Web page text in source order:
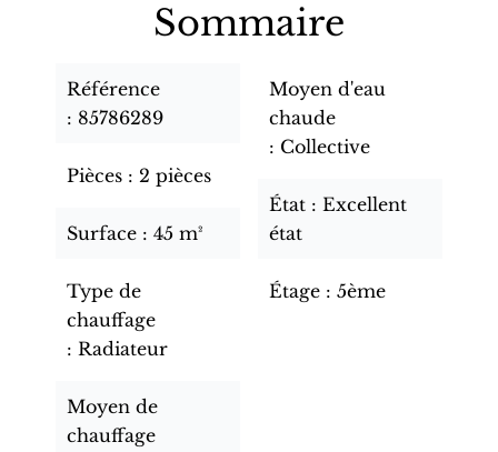
Sommaire
Référence
85786289
Pièces 2 pièces
Surface 45 m²
Type de
chauffage
Radiateur
Moyen de
chauffage
Moyen d'eau
chaude
Collective
État
Excellent
état
Étage 5ème